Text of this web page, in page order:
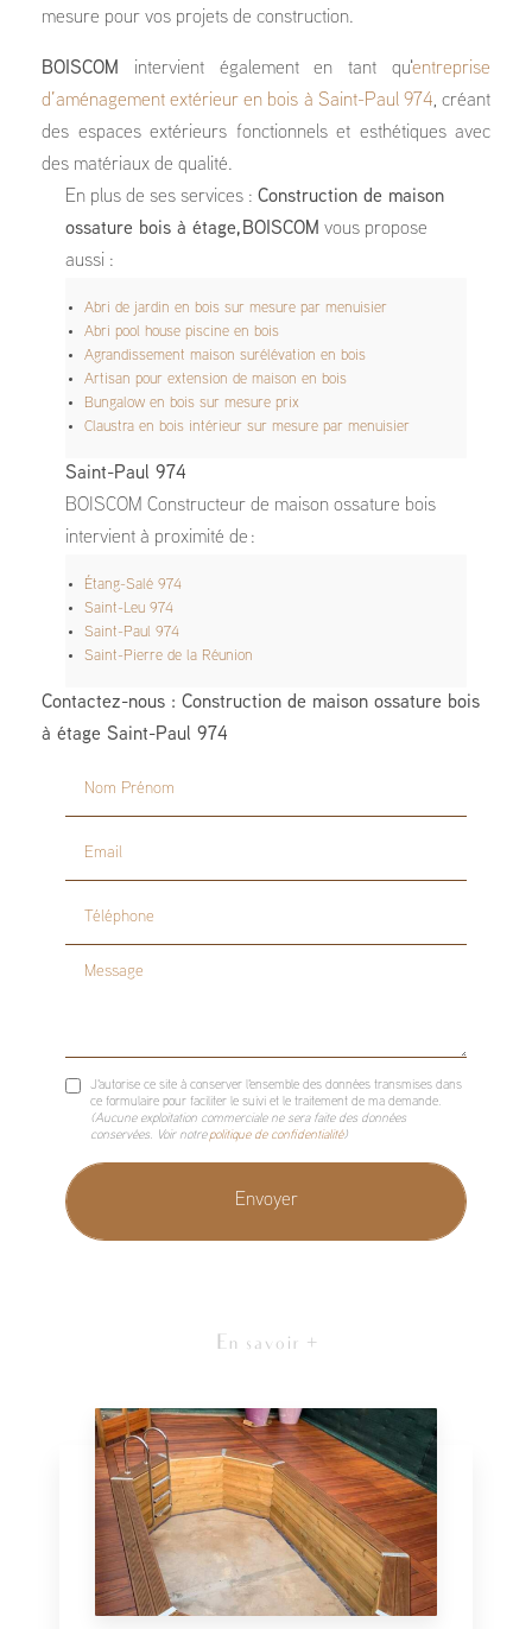
mesure pour vos projets de construction.
BOISCOM intervient également en tant qu'entreprise
d’aménagement extérieur en bois à Saint-Paul 974, créant
des espaces extérieurs fonctionnels et esthétiques avec
des matériaux de qualité.
En plus de ses services : Construction de maison
ossature bois à étage, BOISCOM vous propose
aussi :
Abri de jardin en bois sur mesure par menuisier
Abri pool house piscine en bois
Agrandissement maison surélévation en bois
Artisan pour extension de maison en bois
Bungalow en bois sur mesure prix
Claustra en bois intérieur sur mesure par menuisier
Saint-Paul 974
BOISCOM Constructeur de maison ossature bois
intervient à proximité de :
Étang-Salé 974
Saint-Leu 974
Saint-Paul 974
Saint-Pierre de la Réunion
Contactez-nous : Construction de maison ossature bois
à étage Saint-Paul 974
Nom Prénom
Email
Téléphone
Message
J'autorise ce site à conserver l'ensemble des données transmises dans
ce formulaire pour faciliter le suivi et le traitement de ma demande.
(Aucune exploitation commerciale ne sera faite des données
conservées. Voir notre politique de confidentialité)
En savoir +